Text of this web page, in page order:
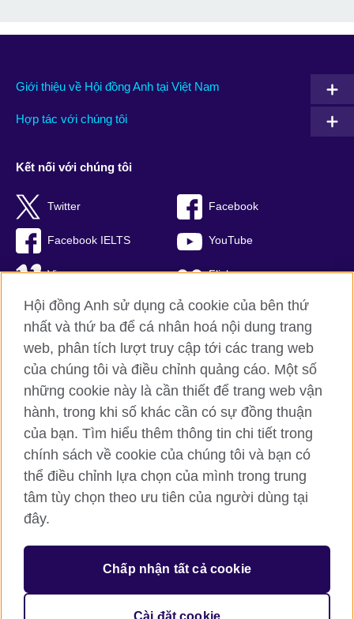
Giới thiệu về Hội đồng Anh tại Việt Nam
Hợp tác với chúng tôi
Kết nối với chúng tôi
Twitter Facebook
Facebook IELTS YouTube
Vimeo Flickr
RSS TikTok
Hội đồng Anh toàn cầu
Bảo mật thông tin và quy định sử dụng
Cookie
Sơ đồ trang
© 2026 British Council
British Council (Viet Nam) LLC (
(0)24 37281920; email: bchanoi@britishcouncil.org.vn) is a
subsidiary of the British Council which is the United Kingdom’s
opportunities.
Hội đồng Anh sử dụng cả cookie của bên thứ
nhất và thứ ba để cá nhân hoá nội dung trang
web, phân tích lượt truy cập tới các trang web
của chúng tôi và điều chỉnh quảng cáo. Một số
những cookie này là cần thiết để trang web vận
hành, trong khi số khác cần có sự đồng thuận
của bạn. Tìm hiểu thêm thông tin chi tiết trong
chính sách về cookie của chúng tôi và bạn có
thể điều chỉnh lựa chọn của mình trong trung
tâm tùy chọn theo ưu tiên của người dùng tại
đây.
Chấp nhận tất cả cookie
Cài đặt cookie